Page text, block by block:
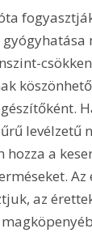
levélzetű
hozza a
Az
az